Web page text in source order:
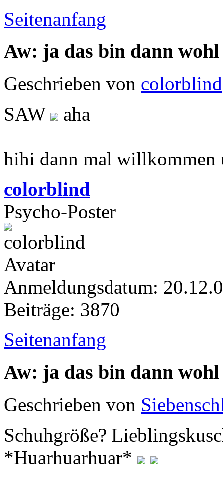
Seitenanfang
Aw: ja das bin dann
Geschrieben von colorblind
SAW
aha
hihi dann mal
colorblind
Psycho-Poster
Anmeldungsdatum:
Beiträge: 3870
Seitenanfang
Aw: ja das bin dann
Geschrieben von
Schuhgröße?
*Huarhuarhuar*